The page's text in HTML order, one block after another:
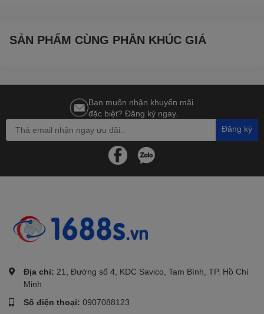
SẢN PHẨM CÙNG PHÂN KHÚC GIÁ
Bạn muốn nhận khuyến mãi
đặc biệt? Đăng ký ngay.
Đăng ký
Địa chỉ: 21, Đường số 4, KDC Savico, Tam Bình, TP. Hồ Chí
Minh
Số điện thoại: 0907088123